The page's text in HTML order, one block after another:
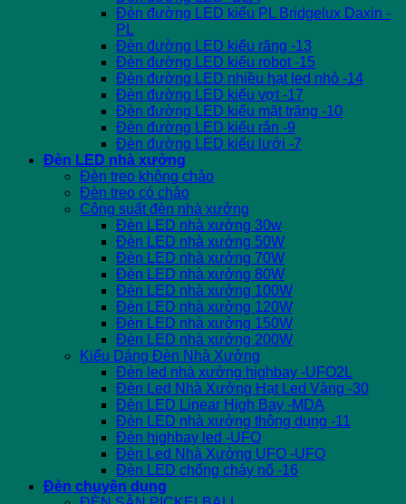
Đèn đường LED kiểu PL Bridgelux Daxin -
PL
Đèn đường LED kiểu răng -13
Đèn đường LED kiểu robot -15
Đèn đường LED nhiều hạt led nhỏ -14
Đèn đường LED kiểu vợt -17
Đèn đường LED kiểu mặt trăng -10
Đèn đường LED kiểu rắn -9
Đèn đường LED kiểu lưới -7
Đèn LED nhà xưởng
Đèn treo không chảo
Đèn treo có chảo
Công suất đèn nhà xưởng
Đèn LED nhà xưởng 30w
Đèn LED nhà xưởng 50W
Đèn LED nhà xưởng 70W
Đèn LED nhà xưởng 80W
Đèn LED nhà xưởng 100W
Đèn LED nhà xưởng 120W
Đèn LED nhà xưởng 150W
Đèn LED nhà xưởng 200W
Kiểu Dáng Đèn Nhà Xưởng
Đèn led nhà xưởng highbay -UFO2L
Đèn Led Nhà Xưởng Hạt Led Vàng -30
Đèn LED Linear High Bay -MDA
Đèn LED nhà xưởng thông dụng -11
Đèn highbay led -UFO
Đèn Led Nhà Xưởng UFO -UFO
Đèn LED chống cháy nổ -16
Đèn chuyên dụng